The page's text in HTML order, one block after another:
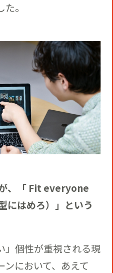
。
、「 Fit everyone
はめろ）」という
」個性が重視される現
において、あえて